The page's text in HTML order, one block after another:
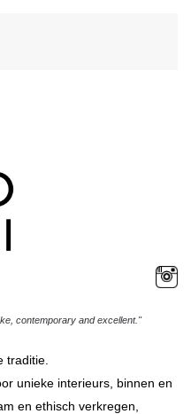
contemporary and excellent. "
traditie.
unieke interieurs, binnen en
en ethisch verkregen,